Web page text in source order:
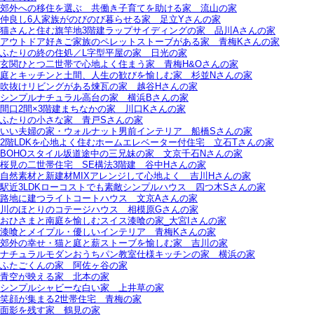
郊外への移住を選ぶ＿共働き子育てを助ける家＿流山の家
仲良し6人家族がのびのび暮らせる家＿足立Yさんの家
猫さんと住む旗竿地3階建ラップサイディングの家＿品川Aさんの家
アウトドア好きご家族のペレットストーブがある家＿青梅Kさんの家
ふたりの終の住処／L字型平屋の家＿日光の家
玄関ひとつ二世帯で心地よく住まう家＿青梅H&Oさんの家
庭とキッチンと土間、人生の歓びを愉しむ家＿杉並Nさんの家
吹抜けリビングがある煉瓦の家＿越谷Hさんの家
シンプルナチュラル高台の家＿横浜Bさんの家
間口2間×3階建まちなかの家＿川口Kさんの家
ふたりの小さな家＿青戸Sさんの家
いい夫婦の家・ウォルナット男前インテリア＿船橋Sさんの家
2階LDKを心地よく住むホームエレベーター付住宅＿立石Tさんの家
BOHOスタイル坂道途中の三兄妹の家＿文京千石Nさんの家
桜見の二世帯住宅＿SE構法3階建＿谷中Hさんの家
自然素材と新建材MIXアレンジして心地よく＿吉川Hさんの家
駅近3LDKローコストでも素敵シンプルハウス＿四つ木Sさんの家
路地に建つライトコートハウス＿文京Aさんの家
川のほとりのコテージハウス＿相模原Gさんの家
おひさまと南庭を愉しむスイス漆喰の家_大宮Iさんの家
漆喰とメイプル・優しいインテリア＿青梅Kさんの家
郊外の幸せ・猫と庭と薪ストーブを愉しむ家＿吉川の家
ナチュラルモダンおうちパン教室仕様キッチンの家＿横浜の家
ふたごくんの家＿阿佐ヶ谷の家
青空が映える家＿北本の家
シンプルシャビーな白い家＿上井草の家
笑顔が集まる2世帯住宅＿青梅の家
面影を残す家＿鶴見の家